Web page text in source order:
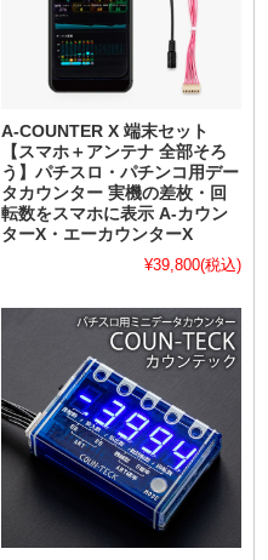
A-COUNTER X 端末セット
【スマホ＋アンテナ 全部そろ
う】パチスロ・パチンコ用デー
タカウンター 実機の差枚・回
転数をスマホに表示 A-カウン
ターX・エーカウンターX
¥39,800(税込)